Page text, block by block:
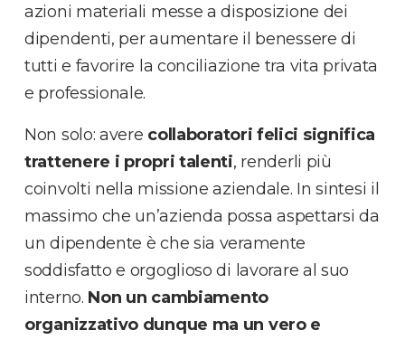
azioni materiali messe a disposizione dei
dipendenti, per aumentare il benessere di
tutti e favorire la conciliazione tra vita privata
e professionale.
Non solo: avere collaboratori felici significa
trattenere i propri talenti, renderli più
coinvolti nella missione aziendale. In sintesi il
massimo che un’azienda possa aspettarsi da
un dipendente è che sia veramente
soddisfatto e orgoglioso di lavorare al suo
interno. Non un cambiamento
organizzativo dunque ma un vero e